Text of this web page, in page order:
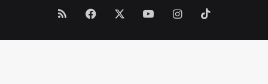
RSS Facebook YouTubeInstagram